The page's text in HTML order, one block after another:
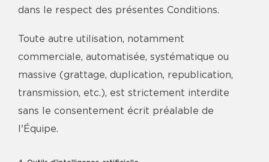
dans le respect des présentes Conditions.
Toute autre utilisation, notamment
commerciale, automatisée, systématique ou
massive (grattage, duplication, republication,
transmission, etc.), est strictement interdite
sans le consentement écrit préalable de
l'Équipe.